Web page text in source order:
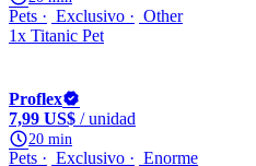
Pets Exclusivo
Other
1x Titanic Pet
Proflex
7,99 US$ / unidad
20 min
Pets Exclusivo
Enorme